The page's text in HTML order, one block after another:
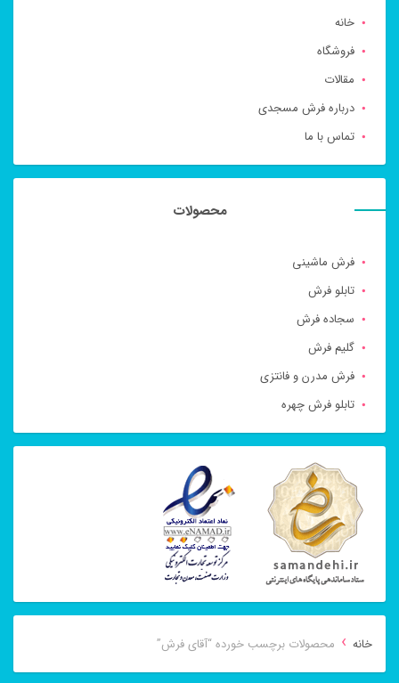
خانه
فروشگاه
مقالات
درباره فرش مسجدی
تماس با ما
محصولات
فرش ماشینی
تابلو فرش
سجاده فرش
گلیم فرش
فرش مدرن و فانتزی
تابلو فرش چهره
خانه › محصولات برچسب خورده “آقای فرش”